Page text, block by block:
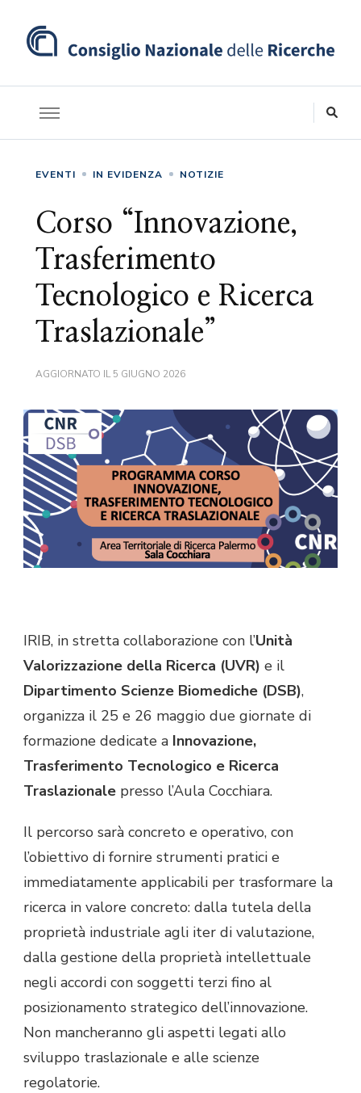
EVENTI IN EVIDENZA NOTIZIE
Corso “Innovazione,
Trasferimento
Tecnologico e Ricerca
Traslazionale”
AGGIORNATO IL5 GIUGNO 2026
IRIB, in stretta collaborazione con l’Unità
Valorizzazione della Ricerca (UVR) e il
Dipartimento Scienze Biomediche (DSB),
organizza il 25 e 26 maggio due giornate di
formazione dedicate a Innovazione,
Trasferimento Tecnologico e Ricerca
Traslazionale presso l’Aula Cocchiara.
Il percorso sarà concreto e operativo, con
l’obiettivo di fornire strumenti pratici e
immediatamente applicabili per trasformare la
ricerca in valore concreto: dalla tutela della
proprietà industriale agli iter di valutazione,
dalla gestione della proprietà intellettuale
negli accordi con soggetti terzi fino al
posizionamento strategico dell’innovazione.
Non mancheranno gli aspetti legati allo
sviluppo traslazionale e alle scienze
regolatorie.